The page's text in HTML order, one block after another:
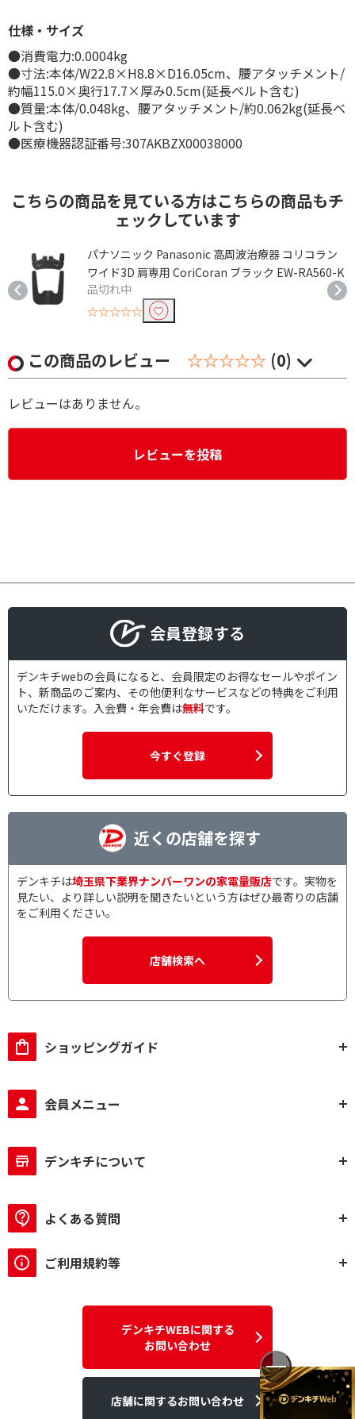
仕様・サイズ
●消費電力:0.0004kg
●寸法:本体/W22.8×H8.8×D16.05cm、腰アタッチメント/
約幅115.0×奥行17.7×厚み0.5cm(延長ベルト含む)
●質量:本体/0.048kg、腰アタッチメント/約0.062kg(延長ベ
ルト含む)
●医療機器認証番号:307AKBZX00038000
こちらの商品を見ている方はこちらの商品もチ
ェックしています
パナソニック Panasonic 高周波治療器 コリコラン
ワイド3D 肩専用 CoriCoran ブラック EW-RA560-K
品切れ中
☆☆☆☆☆
この商品のレビュー ☆☆☆☆☆ (0)
レビューはありません。
レビューを投稿
会員登録する
デンキチwebの会員になると、会員限定のお得なセールやポイン
ト、新商品のご案内、その他便利なサービスなどの特典をご利用
いただけます。入会費・年会費は無料です。
今すぐ登録
近くの店舗を探す
デンキチは埼玉県下業界ナンバーワンの家電量販店です。実物を
見たい、より詳しい説明を聞きたいという方はぜひ最寄りの店舗
をご利用ください。
店舗検索へ
ショッピングガイド
会員メニュー
デンキチについて
よくある質問
ご利用規約等
デンキチWEBに関する
お問い合わせ
店舗に関するお問い合わせ